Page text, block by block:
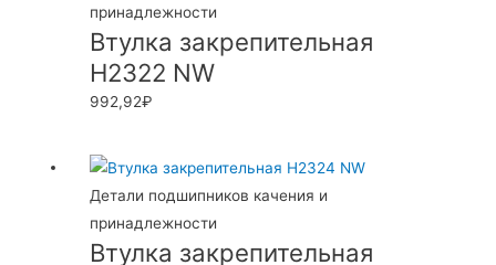
принадлежности
Втулка закрепительная
H2322 NW
992,92₽
Детали подшипников качения и
принадлежности
Втулка закрепительная